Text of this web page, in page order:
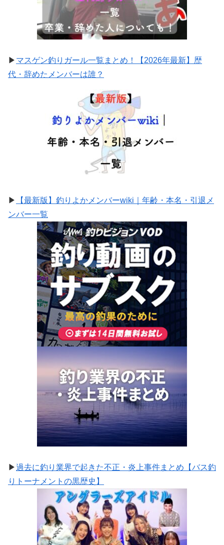
▶ マスゲン釣りガール一覧まとめ！【2026年最新】歴
代・辞めたメンバーは誰？
▶
【最新版】釣りよかメンバーwiki｜年齢・本名・引退メ
ンバー一覧
▶過去に釣り業界で起きた不正・炎上事件まとめ【バス釣
りトーナメントの黒歴史】